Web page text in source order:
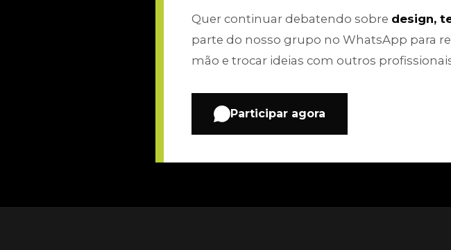
Quer continuar debatendo sobre design,
parte do nosso grupo no WhatsApp para
mão e trocar ideias com outros
Participar agora